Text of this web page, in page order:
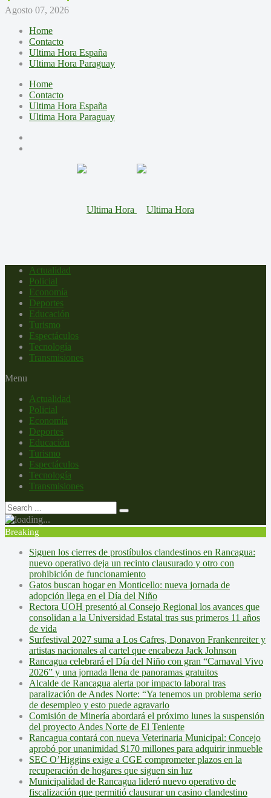
Agosto 07, 2026
Home
Contacto
Ultima Hora España
Ultima Hora Paraguay
Home
Contacto
Ultima Hora España
Ultima Hora Paraguay
Actualidad
Policial
Economía
Deportes
Educación
Turismo
Espectáculos
Tecnología
Transmisiones
Menu
Actualidad
Policial
Economía
Deportes
Educación
Turismo
Espectáculos
Tecnología
Transmisiones
Breaking
Siguen los cierres de prostíbulos clandestinos en Rancagua:
nuevo operativo deja un recinto clausurado y otro con
prohibición de funcionamiento
Gatos buscan hogar en Monticello: nueva jornada de
adopción llega en el Día del Niño
Rectora UOH presentó al Consejo Regional los avances que
consolidan a la Universidad Estatal tras sus primeros 11 años
de vida
Surfestival 2027 suma a Los Cafres, Donavon Frankenreiter y
artistas nacionales al cartel que encabeza Jack Johnson
Rancagua celebrará el Día del Niño con gran “Carnaval Vivo
2026” y una jornada llena de panoramas gratuitos
Alcalde de Rancagua alerta por impacto laboral tras
paralización de Andes Norte: “Ya tenemos un problema serio
de desempleo y esto puede agravarlo
Comisión de Minería abordará el próximo lunes la suspensión
del proyecto Andes Norte de El Teniente
Rancagua contará con nueva Veterinaria Municipal: Concejo
aprobó por unanimidad $170 millones para adquirir inmueble
SEC O’Higgins exige a CGE comprometer plazos en la
recuperación de hogares que siguen sin luz
Municipalidad de Rancagua lideró nuevo operativo de
fiscalización que permitió clausurar un casino clandestino